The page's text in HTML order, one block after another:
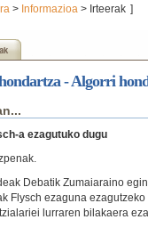
> Informazioa > Irteerak ]
- Algorri
a ezagutuko dugu
Debatik Zumaiaraino
Flysch ezaguna
lurraren bilakaera